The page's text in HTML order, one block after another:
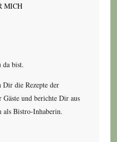
MICH
da bist.
die Rezepte der
Gäste und berichte Dir aus
als Bistro-Inhaberin.